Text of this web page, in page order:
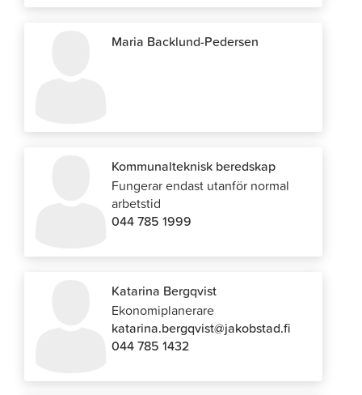
Maria Backlund-Pedersen
Kommunalteknisk beredskap
Fungerar endast utanför normal
arbetstid
044 785 1999
Katarina Bergqvist
Ekonomiplanerare
katarina.bergqvist@jakobstad.fi
044 785 1432